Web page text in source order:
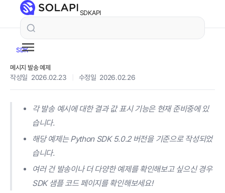
SDKAPI
SDK
메시지 발송 예제
작성일 2026.02.23 수정일 2026.02.26
각 발송 예시에 대한 결과 값 표시 기능은 현재 준비중에 있
습니다.
해당 예제는 Python SDK 5.0.2 버전을 기준으로 작성되었
습니다.
여러 건 발송이나 더 다양한 예제를 확인해보고 싶으신 경우
SDK 샘플 코드 페이지를 확인해보세요!